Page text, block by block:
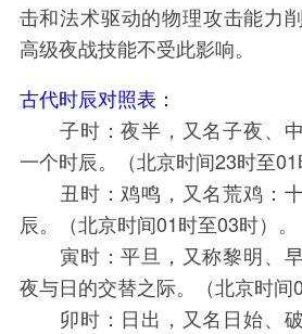
击和法术驱动的物理攻击能力
高级夜战技能不受此影响。
古代时辰对照表：
子时：夜半，又名子夜、
一个时辰。（北京时间23时至01
丑时：鸡鸣，又名荒鸡：
辰。（北京时间01时至03时）。
寅时：平旦，又称黎明、早
夜与日的交替之际。（北京时间
卯时：日出，又名日始、破